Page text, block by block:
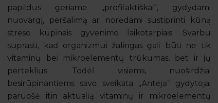
papildus geriame „profilaktiškai“, gydydami
nuovargį, peršalimą ar norėdami sustiprinti kūną
streso kupinais gyvenimo laikotarpiais. Svarbu
suprasti, kad organizmui žalingas gali būti ne tik
vitaminų bei mikroelementų trūkumas, bet ir jų
perteklius. Todėl visiems, nuoširdžiai
besirūpinantiems savo sveikata „Antėja“ gydytojai
paruošė itin aktualią vitaminų ir mikroelementų